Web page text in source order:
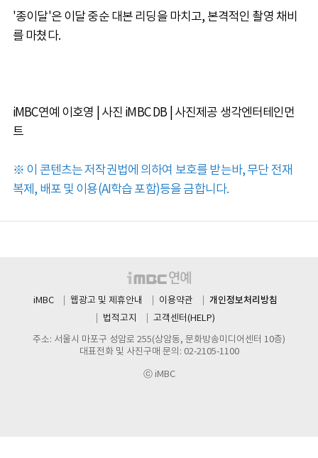
'종이달'은 이달 중순 대본 리딩을 마치고, 본격적인 촬영 채비
를 마쳤다.
iMBC연예 이호영 | 사진 iMBC DB | 사진제공 생각엔터테인먼
트
※ 이 콘텐츠는 저작권법에 의하여 보호를 받는바, 무단 전재
복제, 배포 및 이용(AI학습 포함)등을 금합니다.
iMBC 웹광고 및 제휴안내 이용약관 개인정보처리방침
법적고지
고객센터(HELP)
주소: 서울시 마포구 성암로 255(상암동, 문화방송미디어센터 10층)
대표전화 및 사진구매 문의: 02-2105-1100
ⓒ iMBC